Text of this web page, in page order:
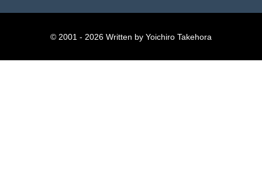
© 2001 - 2026 Written by Yoichiro Takehora